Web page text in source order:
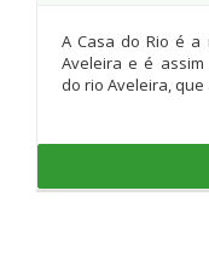
aldeia de Branda da
se localizar próxima